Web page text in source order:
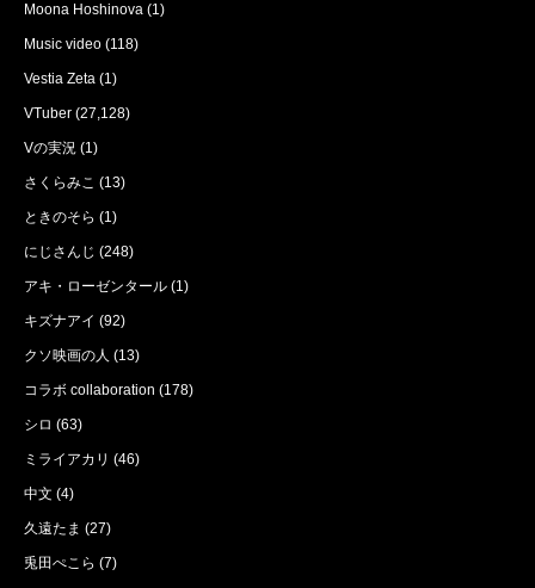
Moona Hoshinova (1)
Music video (118)
Vestia Zeta (1)
VTuber (27,128)
Vの実況 (1)
さくらみこ (13)
ときのそら (1)
にじさんじ (248)
アキ・ローゼンタール (1)
キズナアイ (92)
クソ映画の人 (13)
コラボ collaboration (178)
シロ (63)
ミライアカリ (46)
中文 (4)
久遠たま (27)
兎田ぺこら (7)